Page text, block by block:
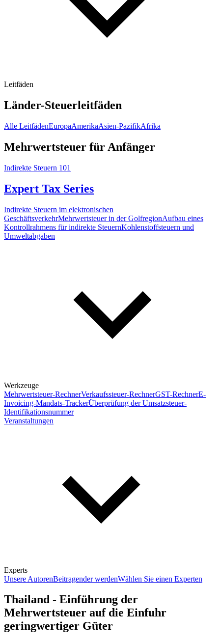
Leitfäden
Länder-Steuerleitfäden
Alle LeitfädenEuropaAmerikaAsien-PazifikAfrika
Mehrwertsteuer für Anfänger
Indirekte Steuern 101
Expert Tax Series
Indirekte Steuern im elektronischen
GeschäftsverkehrMehrwertsteuer in der GolfregionAufbau eines
Kontrollrahmens für indirekte SteuernKohlenstoffsteuern und
Umweltabgaben
Werkzeuge
Mehrwertsteuer-RechnerVerkaufssteuer-RechnerGST-RechnerE-
Invoicing-Mandats-TrackerÜberprüfung der Umsatzsteuer-
Identifikationsnummer
Veranstaltungen
Experts
Unsere AutorenBeitragender werdenWählen Sie einen Experten
Thailand - Einführung der
Mehrwertsteuer auf die Einfuhr
geringwertiger Güter